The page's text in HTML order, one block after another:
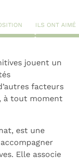
ILS ONT AIMÉ
jouent un
facteurs
à tout moment
est une
Elle associe